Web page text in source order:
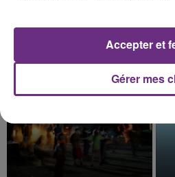
Elizabeth Taylor
Gérer mes
Accepter et